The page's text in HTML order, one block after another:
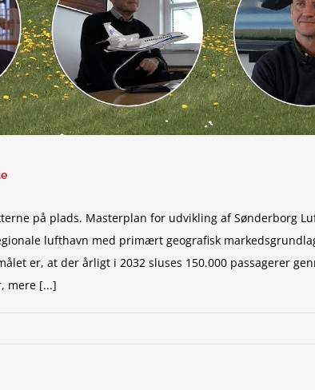
på plads. Masterplan for udvikling af Sønderborg
lufthavn med primært geografisk
er, at der årligt i 2032 sluses 150.000 passagerer
mere [...]